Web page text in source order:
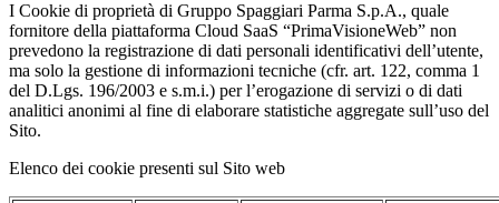
I Cookie di proprietà di Gruppo Spaggiari Parma S.p.A., quale
fornitore della piattaforma Cloud SaaS “PrimaVisioneWeb” non
prevedono la registrazione di dati personali identificativi dell’utente,
ma solo la gestione di informazioni tecniche (cfr. art. 122, comma 1
del D.Lgs. 196/2003 e s.m.i.) per l’erogazione di servizi o di dati
analitici anonimi al fine di elaborare statistiche aggregate sull’uso del
Sito.
Elenco dei cookie presenti sul Sito web